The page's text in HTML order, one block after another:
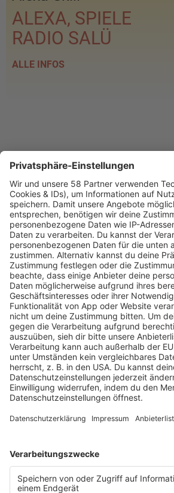
ALEXA, SPIELE
RADIO SALÜ
ALLE INFOS
PROGRAMM
Webstream
Webcam
SALÜ am Morgen
Podcast
Aktuelle Beiträge und Themen
Sound of Saarland
Martina Straten
Hitstory
Schlaumeier-Duell
Mundwerk - schlau frühstücken
FUN
Kontakt-Board
App
T.B. Action-Hero
10 Fragen 10 Antworten